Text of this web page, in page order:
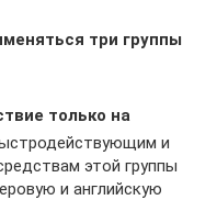
три группы
только на
и
этой группы
и английскую